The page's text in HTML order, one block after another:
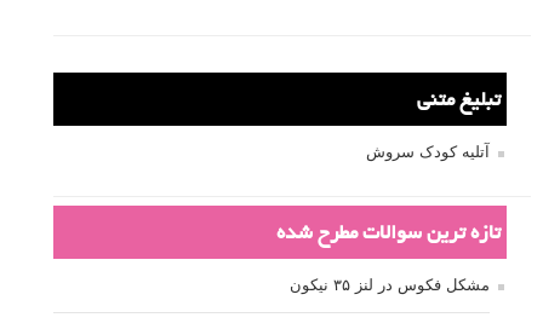
تبلیغ متنی
آتلیه کودک سروش
تازه ترین سوالات مطرح شده
مشکل فکوس در لنز ۳۵ نیکون